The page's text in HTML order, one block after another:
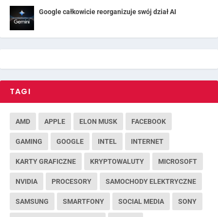
Google całkowicie reorganizuje swój dział AI
TAGI
AMD APPLE ELON MUSK FACEBOOK
GAMING GOOGLE INTEL INTERNET
KARTY GRAFICZNE KRYPTOWALUTY MICROSOFT
NVIDIA PROCESORY SAMOCHODY ELEKTRYCZNE
SAMSUNG SMARTFONY SOCIAL MEDIA SONY